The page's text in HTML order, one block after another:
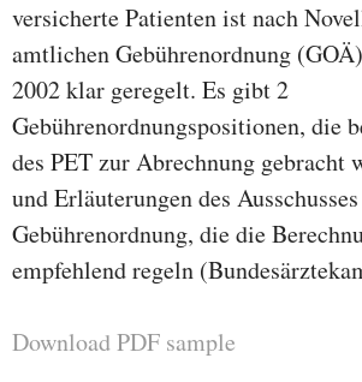
versicherte Patienten ist nach
amtlichen Gebührenordnung
2002 klar geregelt. Es gibt 2
Gebührenordnungspositionen, die
des PET zur Abrechnung gebracht
und Erläuterungen des Ausschusses
Gebührenordnung, die die
empfehlend regeln
Download PDF sample